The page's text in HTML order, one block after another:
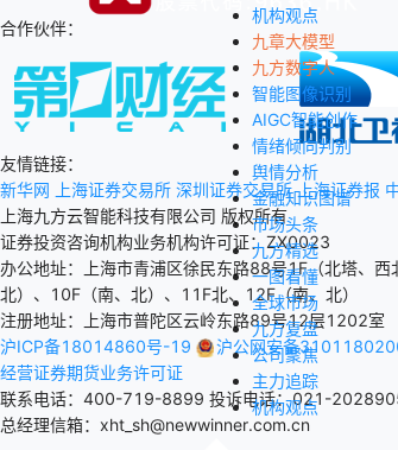
机构观点
九章大模型
九方数字人
智能图像识别
AIGC智能创作
情绪倾向判别
舆情分析
金融知识图谱
市场头条
九方精选
一图看懂
全球市场
九方复盘
公司聚焦
主力追踪
机构观点
合作伙伴：
友情链接：
新华网
上海证券交易所 深圳证券交易所 上海证券报
上海九方云智能科技有限公司 版权所有
证券投资咨询机构业务机构许可证：ZX0023
办公地址：上海市青浦区徐民东路88号1F（北塔、
北）、10F（南、北）、11F北、12F（南、北）
注册地址：上海市普陀区云岭东路89号12层1202室
沪ICP备18014860号-19
沪公网安备
经营证券期货业务许可证
联系电话：400-719-8899 投诉电话：021-
总经理信箱：xht_sh@newwinner.com.cn